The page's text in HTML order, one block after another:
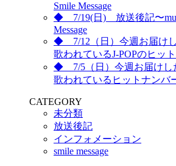
Smile Message
◆ 7/19(日) 放送後記〜
Message
◆ 7/12（日）今週お届け
歌われているJ-POPのヒッ
◆ 7/5（日）今週お届けし
歌われているヒットナンバ
CATEGORY
未分類
放送後記
インフォメーション
smile message